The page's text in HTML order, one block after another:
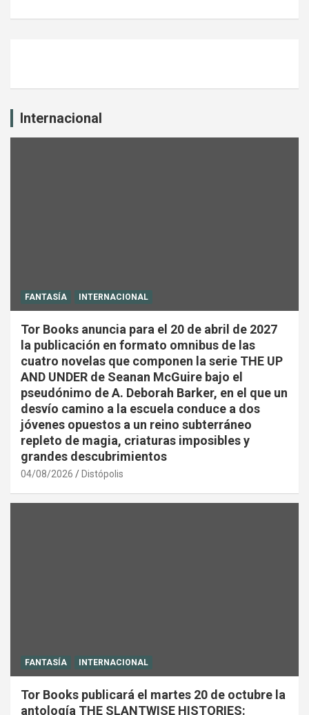
Internacional
FANTASÍA INTERNACIONAL
Tor Books anuncia para el 20 de abril de 2027
la publicación en formato omnibus de las
cuatro novelas que componen la serie THE UP
AND UNDER de Seanan McGuire bajo el
pseudónimo de A. Deborah Barker, en el que un
desvío camino a la escuela conduce a dos
jóvenes opuestos a un reino subterráneo
repleto de magia, criaturas imposibles y
grandes descubrimientos
04/08/2026 Distópolis
FANTASÍA INTERNACIONAL
Tor Books publicará el martes 20 de octubre la
antología THE SLANTWISE HISTORIES: